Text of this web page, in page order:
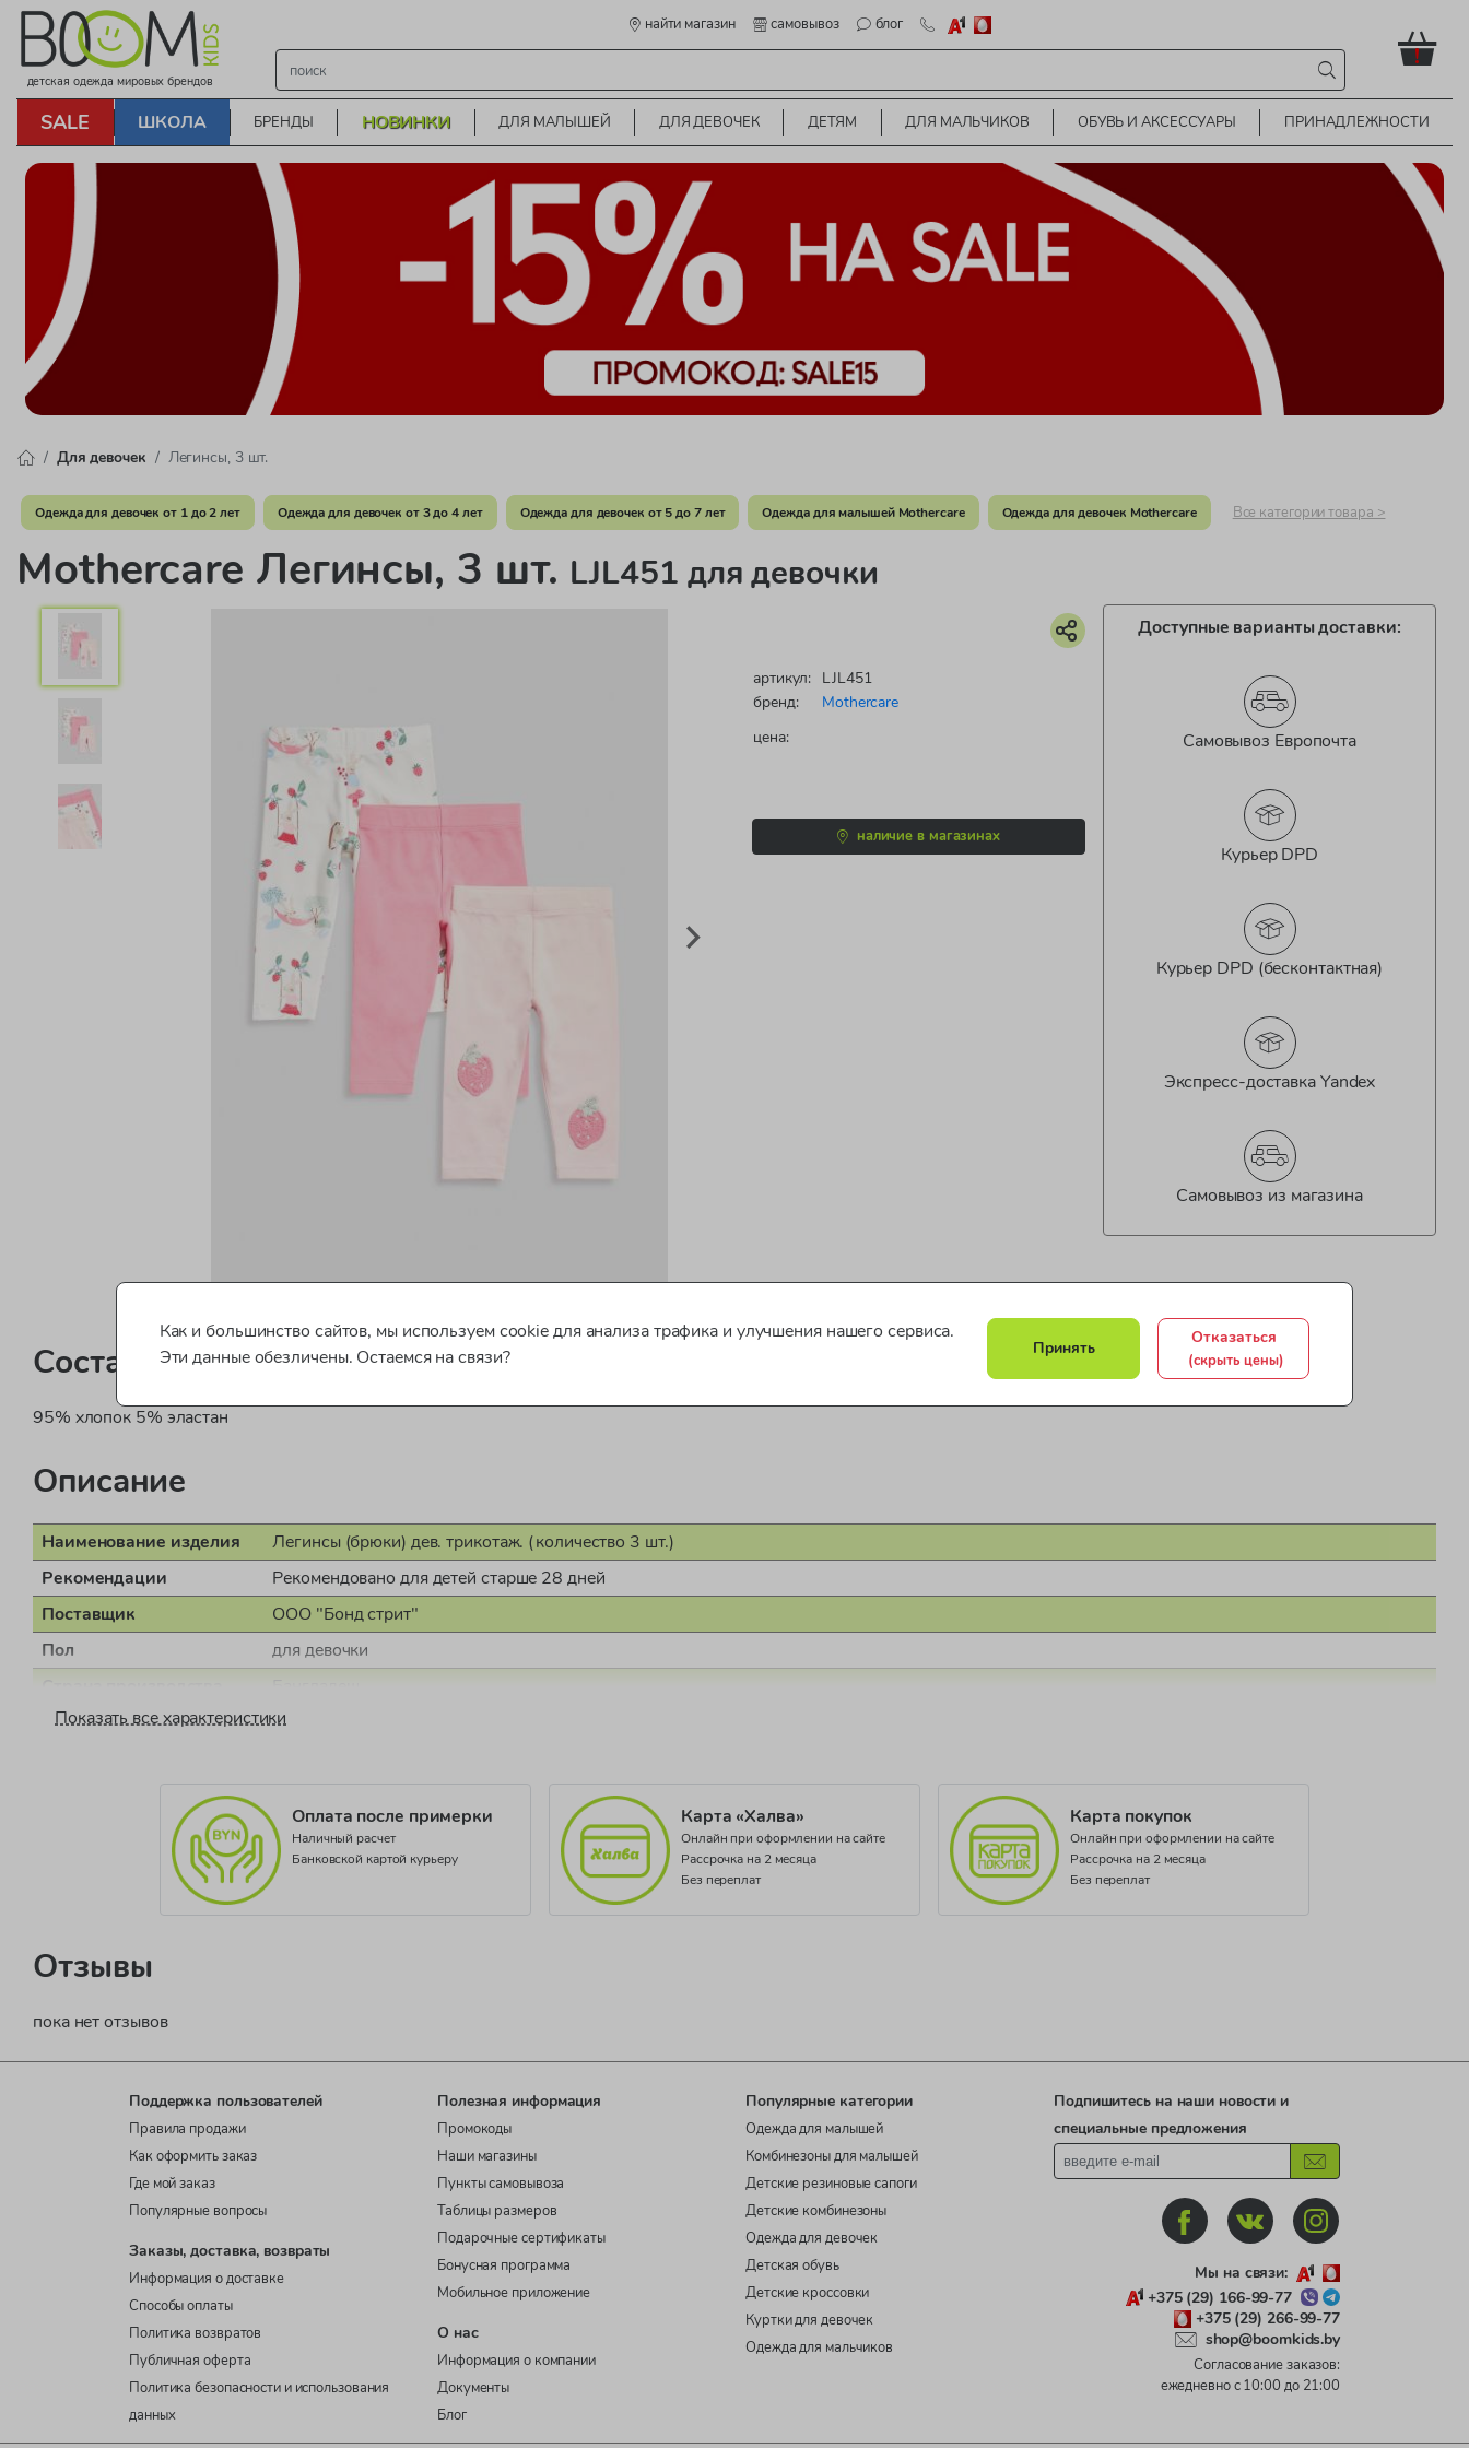
детская одежда мировых брендов
найти магазин самовывоз блог
!
SALE ШКОЛА БРЕНДЫ НОВИНКИ ДЛЯ МАЛЫШЕЙ ДЛЯ ДЕВОЧЕК ДЕТЯМ ДЛЯ МАЛЬЧИКОВ ОБУВЬ И АКСЕССУАРЫ ПРИНАДЛЕЖНОСТИ
Для девочек Легинсы, 3 шт.
Одежда для девочек от 1 до 2 лет Одежда для девочек от 3 до 4 лет Одежда для девочек от 5 до 7 лет Одежда для малышей Mothercare Одежда для девочек Mothercare Все категории товара >
Mothercare Легинсы, 3 шт. LJL451 для девочки
артикул: LJL451
бренд:
Mothercare
цена:
наличие в магазинах
Доступные варианты доставки:
Самовывоз Европочта
Курьер DPD
Курьер DPD (бесконтактная)
Экспресс-доставка Yandex
Самовывоз из магазина
Состав
95% хлопок 5% эластан
Описание
Наименование изделия
Легинсы (брюки) дев. трикотаж. (количество 3 шт.)
Рекомендации
Рекомендовано для детей старше 28 дней
Поставщик
ООО "Бонд стрит"
Пол
для девочки
Документ о соответствии
СЕАЭС KG417/052.GB.02.02369
Показать все характеристики
Оплата после примерки
Наличный расчет
Банковской картой курьеру
Карта «Халва»
Онлайн при оформлении на сайте
Рассрочка на 2 месяца
Без переплат
Карта покупок
Онлайн при оформлении на сайте
Рассрочка на 2 месяца
Без переплат
Отзывы
пока нет отзывов
Поддержка пользователей
Правила продажи
Как оформить заказ
Где мой заказ
Популярные вопросы
Заказы, доставка, возвраты
Информация о доставке
Способы оплаты
Политика возвратов
Публичная оферта
Политика безопасности и использования
данных
Полезная информация
Промокоды
Наши магазины
Пункты самовывоза
Таблицы размеров
Подарочные сертификаты
Бонусная программа
Мобильное приложение
О нас
Информация о компании
Документы
Блог
Популярные категории
Одежда для малышей
Комбинезоны для малышей
Детские резиновые сапоги
Детские комбинезоны
Одежда для девочек
Детская обувь
Детские кроссовки
Куртки для девочек
Одежда для мальчиков
Подпишитесь на наши новости и
специальные предложения
Мы на связи:
+375 (29) 166-99-77
+375 (29) 266-99-77
shop@boomkids.by
Согласование заказов:
ежедневно с 10:00 до 21:00
Как и большинство сайтов, мы используем cookie для анализа трафика и улучшения нашего сервиса.
Эти данные обезличены. Остаемся на связи?
Принять
Отказаться
(скрыть цены)